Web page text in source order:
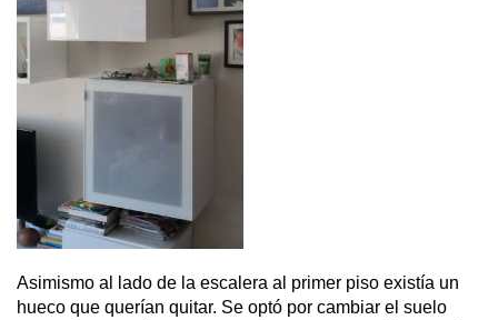
Asimismo al lado de la escalera al primer piso existía un
hueco que querían quitar. Se optó por cambiar el suelo